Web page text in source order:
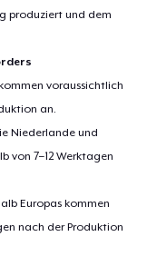
produziert und dem
voraussichtlich
an.
Niederlande und
von 7–12 Werktagen
Europas kommen
nach der Produktion